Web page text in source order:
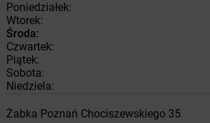
Poniedziałek:
Wtorek:
Środa:
Czwartek:
Piątek:
Sobota:
Niedziela:
Żabka Poznań Chociszewskiego 35